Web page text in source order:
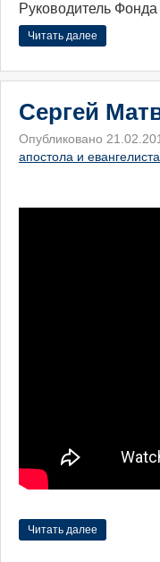
Руководитель
Читать далее
Сергей
Опубликовано
апостола и
Читать далее